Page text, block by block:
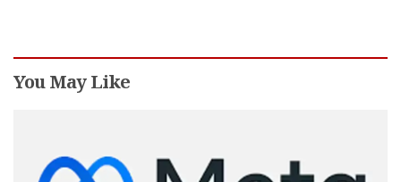
You May Like